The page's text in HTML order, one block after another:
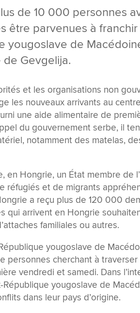
de 10 000 personnes
être parvenues à
yougoslave de
de Gevgelija.
et les organisations non
les nouveaux arrivants au
une aide alimentaire de
du gouvernement serbe, il
notamment des matelas,
Hongrie, un État membre de
réfugiés et de migrants
a reçu plus de 120 000
qui arrivent en Hongrie
familiales ou autres.
yougoslave de
personnes cherchant à
vendredi et samedi. Dans
République yougoslave de
dans leur pays d’origine.